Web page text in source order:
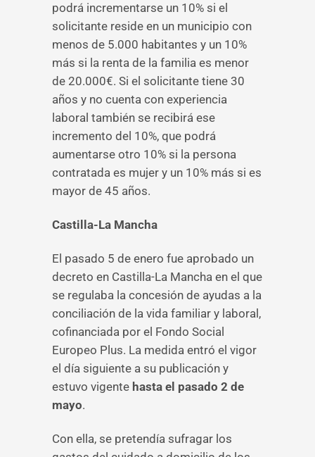
podrá incrementarse un 10% si el
solicitante reside en un municipio con
menos de 5.000 habitantes y un 10%
más si la renta de la familia es menor
de 20.000€. Si el solicitante tiene 30
años y no cuenta con experiencia
laboral también se recibirá ese
incremento del 10%, que podrá
aumentarse otro 10% si la persona
contratada es mujer y un 10% más si es
mayor de 45 años.
Castilla-La Mancha
El pasado 5 de enero fue aprobado un
decreto en Castilla-La Mancha en el que
se regulaba la concesión de ayudas a la
conciliación de la vida familiar y laboral,
cofinanciada por el Fondo Social
Europeo Plus. La medida entró el vigor
el día siguiente a su publicación y
estuvo vigente hasta el pasado 2 de
mayo.
Con ella, se pretendía sufragar los